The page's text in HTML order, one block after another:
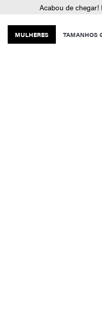
Acabou de chegar!
MULHERES TAMANHOS